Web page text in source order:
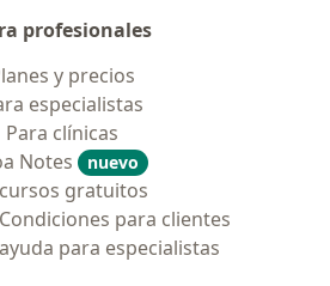
profesionales
y precios
especialistas
Para clínicas
Notes
nuevo
gratuitos
para clientes
para especialistas